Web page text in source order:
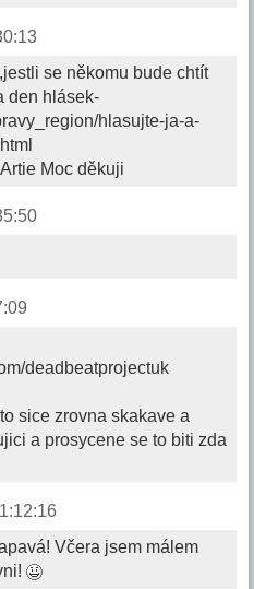
se někomu bude chtít
den hlásek-
hlasujte-ja-a-
Moc děkuji
deadbeatprojectuk
sice zrovna skakave a
a prosycene se to biti zda
Včera jsem málem